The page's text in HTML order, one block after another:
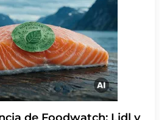
electrónico a
en cada correo
enlace para anular la
correspondiente.